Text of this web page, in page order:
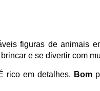
figuras de animais
e se divertir com
rico em detalhes. Bom